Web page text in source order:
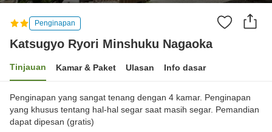
Penginapan
Katsugyo Ryori Minshuku Nagaoka
Tinjauan Kamar & Paket Ulasan Info dasar
Penginapan yang sangat tenang dengan 4 kamar. Penginapan
yang khusus tentang hal-hal segar saat masih segar. Pemandian
dapat dipesan (gratis)